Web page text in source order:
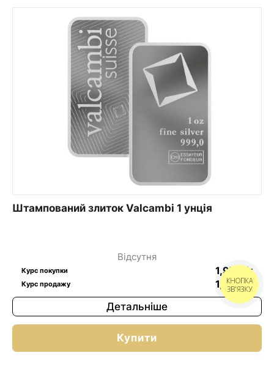
Штампований злиток Valcambi 1 унція
Відсутня
Курс покупки 1,97 /г
Курс продажу 1,97 $/г
Детальніше
Купити
КНОПКА
ЗВ'ЯЗКУ